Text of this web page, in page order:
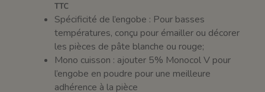
TTC
Spécificité de l’engobe : Pour basses
températures, conçu pour émailler ou décorer
les pièces de pâte blanche ou rouge;
Mono cuisson : ajouter 5% Monocol V pour
l’engobe en poudre pour une meilleure
adhérence à la pièce